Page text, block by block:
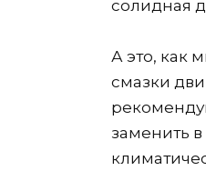
солидная
А это, как
смазки
заменить